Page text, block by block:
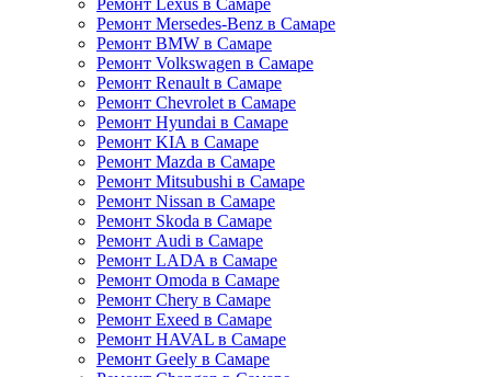
Ремонт Lexus в Самаре
Ремонт Mersedes-Benz в Самаре
Ремонт BMW в Самаре
Ремонт Volkswagen в Самаре
Ремонт Renault в Самаре
Ремонт Chevrolet в Самаре
Ремонт Hyundai в Самаре
Ремонт KIA в Самаре
Ремонт Mazda в Самаре
Ремонт Mitsubushi в Самаре
Ремонт Nissan в Самаре
Ремонт Skoda в Самаре
Ремонт Audi в Самаре
Ремонт LADA в Самаре
Ремонт Omoda в Самаре
Ремонт Chery в Самаре
Ремонт Exeed в Самаре
Ремонт HAVAL в Самаре
Ремонт Geely в Самаре